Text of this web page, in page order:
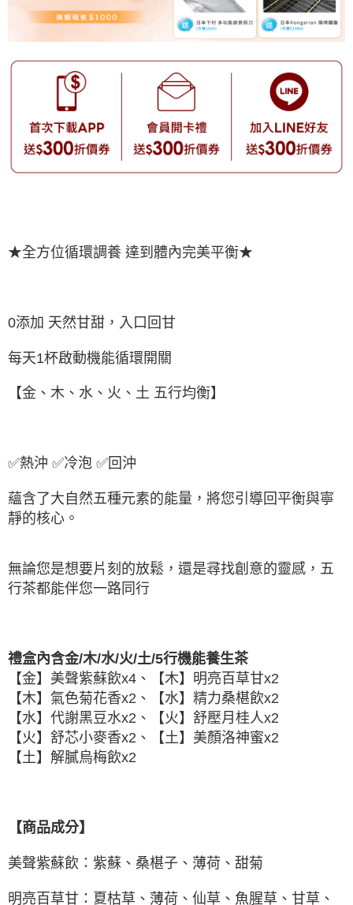
★全方位循環調養 達到體內完美平衡★
0添加 天然甘甜，入口回甘
每天1杯啟動機能循環開關
【金、木、水、火、土 五行均衡】
✅熱沖 ✅冷泡 ✅回沖
蘊含了大自然五種元素的能量，將您引導回平衡與寧
靜的核心。
無論您是想要片刻的放鬆，還是尋找創意的靈感，五
行茶都能伴您一路同行
禮盒內含金/木/水/火/土/5行機能養生茶
【金】美聲紫蘇飲x4、【木】明亮百草甘x2
【木】氣色菊花香x2、【水】精力桑椹飲x2
【水】代謝黑豆水x2、【火】舒壓月桂人x2
【火】舒芯小麥香x2、【土】美顏洛神蜜x2
【土】解膩烏梅飲x2
【商品成分】
美聲紫蘇飲：紫蘇、桑椹子、薄荷、甜菊
明亮百草甘：夏枯草、薄荷、仙草、魚腥草、甘草、